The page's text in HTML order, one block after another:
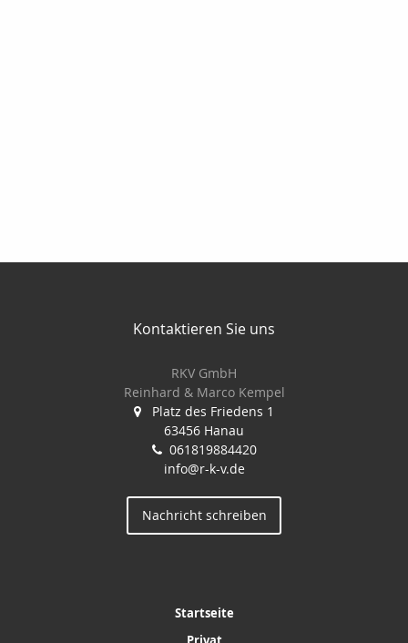
Kontaktieren Sie uns
RKV GmbH
Reinhard & Marco Kempel
Platz des Friedens 1
63456 Hanau
061819884420
info@r-k-v.de
Nachricht schreiben
Startseite